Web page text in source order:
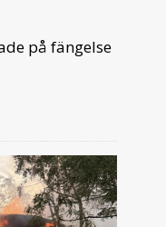
på fängelse